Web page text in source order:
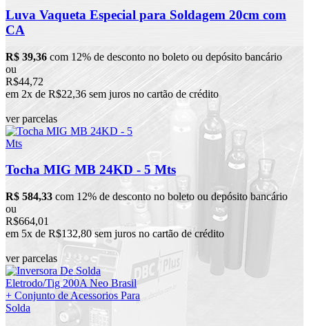
Luva Vaqueta Especial para Soldagem 20cm com
CA
R$ 39,36com 12% de desconto no boleto ou depósito bancário
ou
R$44,72
em 2x de R$22,36 sem juros no cartão de crédito
ver parcelas
Tocha MIG MB 24KD - 5 Mts
R$ 584,33 com 12% de desconto no boleto ou depósito bancário
ou
R$664,01
em 5x de R$132,80 sem juros no cartão de crédito
ver parcelas